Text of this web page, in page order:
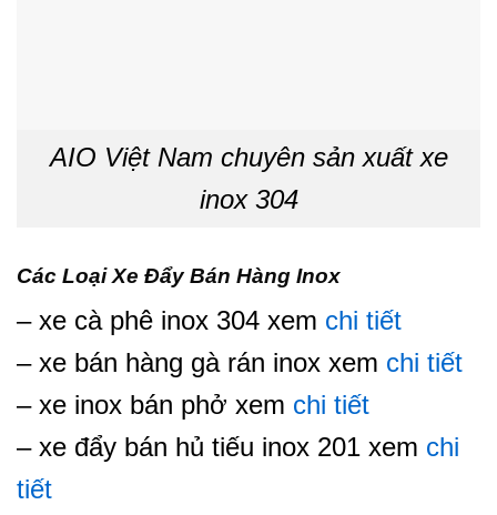
AIO Việt Nam chuyên sản xuất xe
inox 304
Các Loại Xe Đẩy Bán Hàng Inox
– xe cà phê inox 304 xem chi tiết
– xe bán hàng gà rán inox xem chi tiết
– xe inox bán phở xem chi tiết
– xe đẩy bán hủ tiếu inox 201 xem chi
tiết